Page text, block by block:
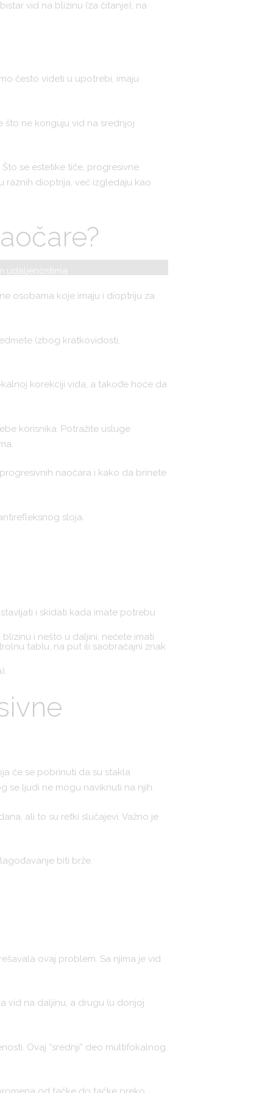
vid na blizinu (za čitanje), na
često videti u upotrebi, imaju
što ne koriguju vid na srednjoj
se estetike tiče, progresivne
raznih dioptrija, već izgledaju kao
udaljenostima
osobama koje imaju i dioptriju za
(zbog kratkovidosti,
korekciji vida, a takođe hoće da
korisnika. Potražite usluge
naočara i kako da brinete
sloja.
i skidati kada imate potrebu
i nešto u daljini, nećete imati
tablu, na put ili saobraćajni znak
će se pobrinuti da su stakla
se ljudi ne mogu naviknuti na njih.
ali to su retki slučajevi. Važno je
biti brže.
ovaj problem. Sa njima je vid
vid na daljinu, a drugu (u donjoj
Ovaj “srednji” deo multifokalnog